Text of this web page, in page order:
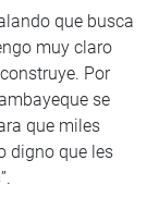
que busca
muy claro
Por
se
que miles
digno que les